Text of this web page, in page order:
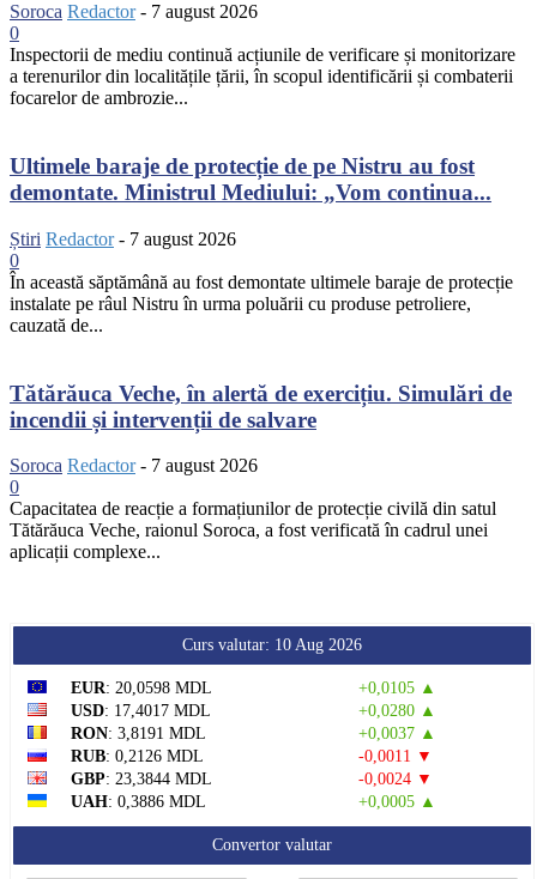
Soroca Redactor - 7 august 2026
0
Inspectorii de mediu continuă acțiunile de verificare și monitorizare
a terenurilor din localitățile țării, în scopul identificării și combaterii
focarelor de ambrozie...
Ultimele baraje de protecție de pe Nistru au fost
demontate. Ministrul Mediului: „Vom continua...
Știri Redactor - 7 august 2026
0
În această săptămână au fost demontate ultimele baraje de protecție
instalate pe râul Nistru în urma poluării cu produse petroliere,
cauzată de...
Tătărăuca Veche, în alertă de exercițiu. Simulări de
incendii și intervenții de salvare
Soroca Redactor - 7 august 2026
0
Capacitatea de reacție a formațiunilor de protecție civilă din satul
Tătărăuca Veche, raionul Soroca, a fost verificată în cadrul unei
aplicații complexe...
Curs valutar: 10 Aug 2026
EUR: 20,0598 MDL
+0,0105 ▲
USD: 17,4017 MDL
+0,0280 ▲
RON: 3,8191 MDL
+0,0037 ▲
RUB: 0,2126 MDL
-0,0011 ▼
GBP: 23,3844 MDL
-0,0024 ▼
UAH: 0,3886 MDL +0,0005 ▲
Convertor valutar